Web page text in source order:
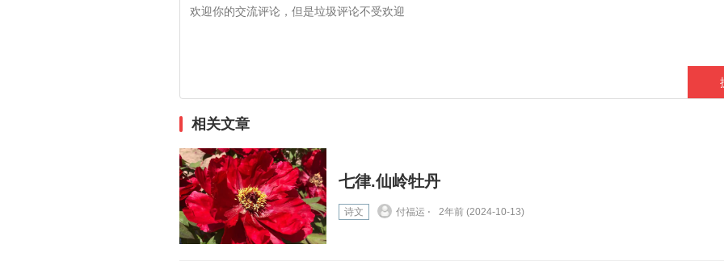
相关文章
七律.仙岭牡丹
诗文 付福运 ⋅ 2年前 (2024-10-13)